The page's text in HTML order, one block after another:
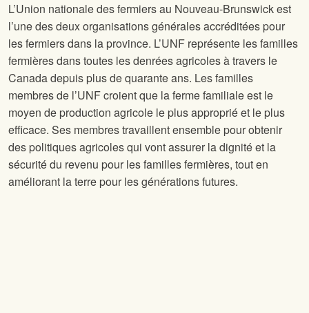
L’Union nationale des fermiers au Nouveau-Brunswick est
l’une des deux organisations générales accréditées pour
les fermiers dans la province. L’UNF représente les familles
fermières dans toutes les denrées agricoles à travers le
Canada depuis plus de quarante ans. Les familles
membres de l’UNF croient que la ferme familiale est le
moyen de production agricole le plus approprié et le plus
efficace. Ses membres travaillent ensemble pour obtenir
des politiques agricoles qui vont assurer la dignité et la
sécurité du revenu pour les familles fermières, tout en
améliorant la terre pour les générations futures.